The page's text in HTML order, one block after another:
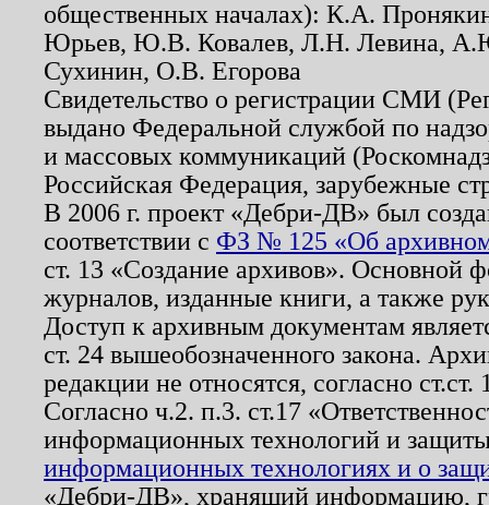
общественных началах): К.А.
Юрьев, Ю.В. Ковалев, Л.Н. Левина,
Сухинин, О.В. Егорова
Свидетельство о регистрации СМИ
выдано Федеральной службой по
и массовых коммуникаций
Российская Федерация, зарубежные
В 2006 г. проект «Дебри-ДВ» был
соответствии с ФЗ № 125 «Об
ст. 13 «Создание архивов». Основной
журналов, изданные книги, а также
Доступ к архивным документам
ст. 24 вышеобозначенного закона.
редакции не относятся, согласно
Согласно ч.2. п.3. ст.17
информационных технологий и
информационных технологиях и о
«Дебри-ДВ», хранящий информацию,